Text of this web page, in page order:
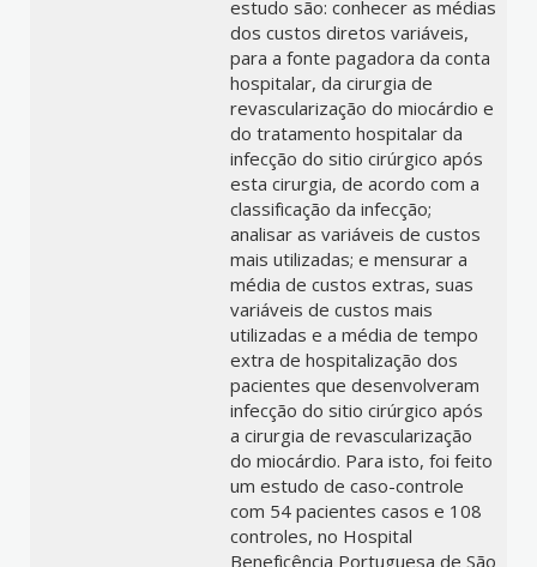
estudo são: conhecer as médias
dos custos diretos variáveis,
para a fonte pagadora da conta
hospitalar, da cirurgia de
revascularização do miocárdio e
do tratamento hospitalar da
infecção do sitio cirúrgico após
esta cirurgia, de acordo com a
classificação da infecção;
analisar as variáveis de custos
mais utilizadas; e mensurar a
média de custos extras, suas
variáveis de custos mais
utilizadas e a média de tempo
extra de hospitalização dos
pacientes que desenvolveram
infecção do sitio cirúrgico após
a cirurgia de revascularização
do miocárdio. Para isto, foi feito
um estudo de caso-controle
com 54 pacientes casos e 108
controles, no Hospital
Beneficência Portuguesa de São